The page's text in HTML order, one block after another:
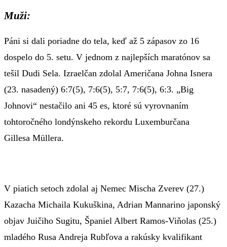
Muži:
Páni si dali poriadne do tela, keď až 5 zápasov zo 16
dospelo do 5. setu. V jednom z najlepších maratónov sa
tešil Dudi Sela. Izraelčan zdolal Američana Johna Isnera
(23. nasadený) 6:7(5), 7:6(5), 5:7, 7:6(5), 6:3. „Big
Johnovi“ nestačilo ani 45 es, ktoré sú vyrovnaním
tohtoročného londýnskeho rekordu Luxemburčana
Gillesa Müllera.
V piatich setoch zdolal aj Nemec Mischa Zverev (27.)
Kazacha Michaila Kukuškina, Adrian Mannarino japonský
objav Juičiho Sugitu, Španiel Albert Ramos-Viňolas (25.)
mladého Rusa Andreja Rubľova a rakúsky kvalifikant